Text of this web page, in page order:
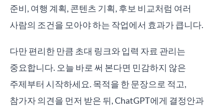
준비, 여행 계획, 콘텐츠 기획, 후보 비교처럼 여러
사람의 조건을 모아야 하는 작업에서 효과가 큽니다.
다만 편리한 만큼 초대 링크와 입력 자료 관리는
중요합니다. 오늘 바로 써 본다면 민감하지 않은
주제부터 시작하세요. 목적을 한 문장으로 적고,
참가자 의견을 먼저 받은 뒤, ChatGPT에게 결정안과